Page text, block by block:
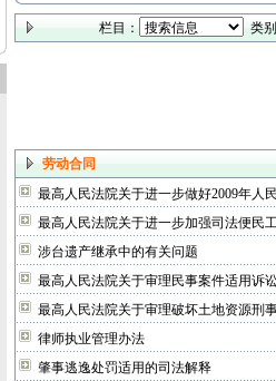
栏目： 类
劳动合同
最高人民法院关于进一步做好2009年人
最高人民法院关于进一步加强司法便民
涉台遗产继承中的有关问题
最高人民法院关于审理民事案件适用诉
最高人民法院关于审理破坏土地资源刑
律师执业管理办法
肇事逃逸处罚适用的司法解释